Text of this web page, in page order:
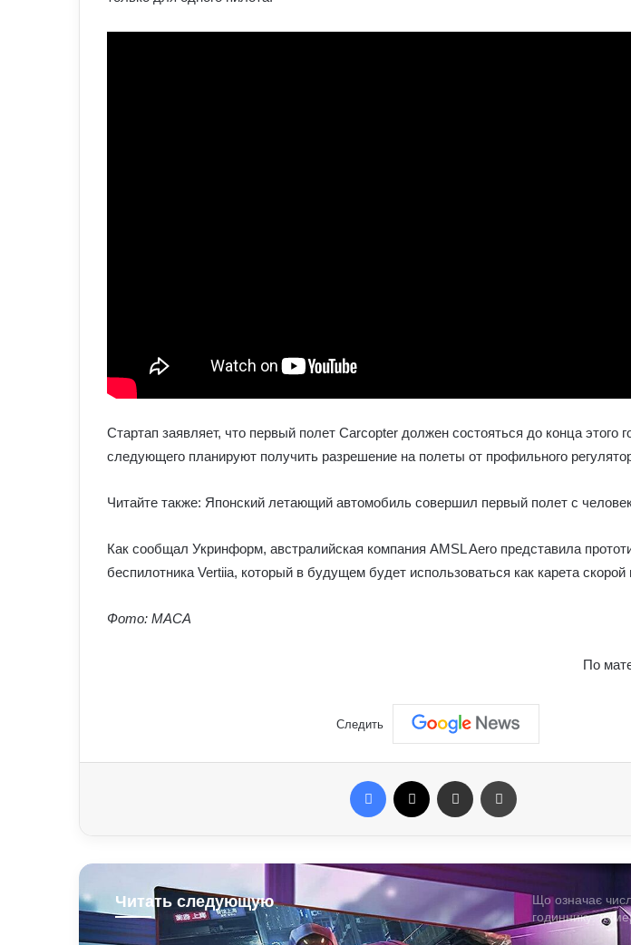
Стартап заявляет, что первый полет Carcopter должен состояться до конца этого
следующего планируют получить разрешение на полеты от профильного
Читайте также: Японский летающий автомобиль совершил первый полет с
Как сообщал Укринформ, австралийская компания AMSL Aero представила
беспилотника Vertiia, который в будущем будет использоваться как карета
Фото: MACA
По
Следить
Facebook Отправить e-mail
Читать следующую
риска
Як винайшли
Як змусити
психологів
Що означає
годиннику:
«магічність» і